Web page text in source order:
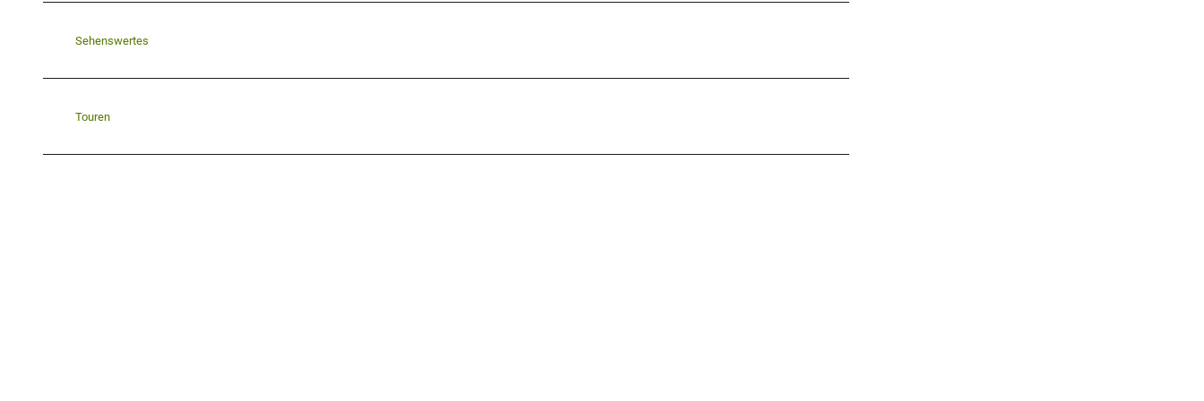
Sehenswertes
Touren